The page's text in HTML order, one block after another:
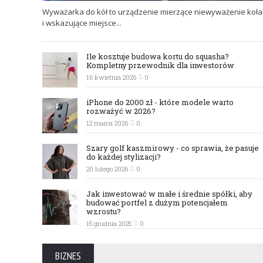
16 CZERWCA 2026 0
​Wyważarka do kół to urządzenie mierzące niewyważenie koła
i wskazujące miejsce...
Ile kosztuje budowa kortu do squasha?
Kompletny przewodnik dla inwestorów
16 kwietnia 2026 0
iPhone do 2000 zł - które modele warto
rozważyć w 2026?
12 marca 2026 0
Szary golf kaszmirowy - co sprawia, że pasuje
do każdej stylizacji?
20 lutego 2026 0
Jak inwestować w małe i średnie spółki, aby
budować portfel z dużym potencjałem
wzrostu?
15 grudnia 2025 0
BIZNES
Studio projektowe czy freelancer? Jak